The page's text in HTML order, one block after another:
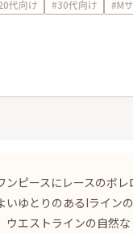
代向け #30代向け #M
ピースにレースのボレ
いゆとりのあるIライン
ウエストラインの自然